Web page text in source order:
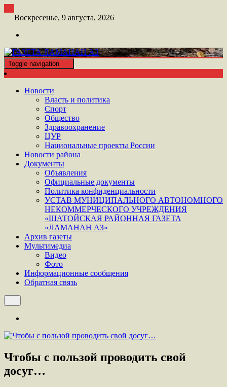
Воскресенье, 9 августа, 2026
ГАЗЕТА ЛАМАНАН АЗ
ШАТОЙСКАЯ ГАЗЕТА ЛАМАНАН АЗ
Toggle navigation
Новости
Власть и политика
Спорт
Общество
Здравоохранение
ЦУР
Национальные проекты России
Новости района
Документы
Объявления
Официальные документы
Политика конфиденциальности
УСТАВ МУНИЦИПАЛЬНОГО АВТОНОМНОГО
НЕКОММЕРЧЕСКОГО УЧРЕЖДЕНИЯ
«ШАТОЙСКАЯ РАЙОННАЯ ГАЗЕТА
«ЛАМАНАН АЗ»
Архив газеты
Мультимедиа
Видео
Фото
Информационные сообщения
Обратная связь
Чтобы с пользой проводить свой
досуг…